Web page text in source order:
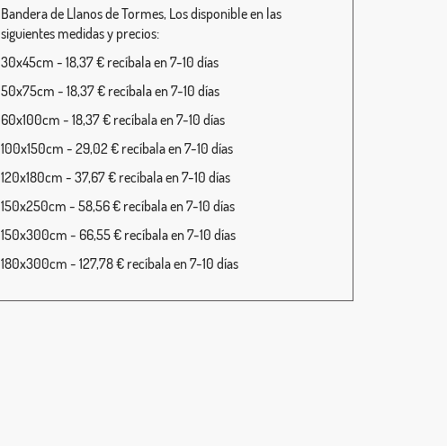
Bandera de Llanos de Tormes, Los disponible en las
siguientes medidas y precios:
30x45cm - 18,37 € recíbala en 7-10 días
50x75cm - 18,37 € recíbala en 7-10 días
60x100cm - 18,37 € recíbala en 7-10 días
100x150cm - 29,02 € recíbala en 7-10 días
120x180cm - 37,67 € recíbala en 7-10 días
150x250cm - 58,56 € recíbala en 7-10 días
150x300cm - 66,55 € recíbala en 7-10 días
180x300cm - 127,78 € recíbala en 7-10 días